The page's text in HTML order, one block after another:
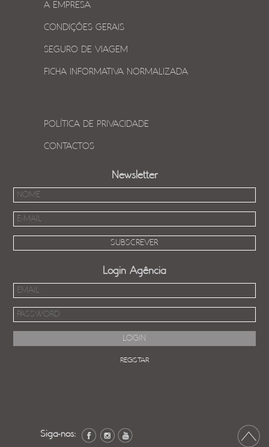
A EMPRESA
CONDIÇÕES GERAIS
SEGURO DE VIAGEM
FICHA INFORMATIVA NORMALIZADA
POLÍTICA DE PRIVACIDADE
CONTACTOS
Newsletter
Login Agência
REGISTAR
Siga-nos: